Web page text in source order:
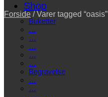
Shop
Buketter
…
…
…
…
…
Begravelse
…
…
Forside /Varer tagged “oasis”